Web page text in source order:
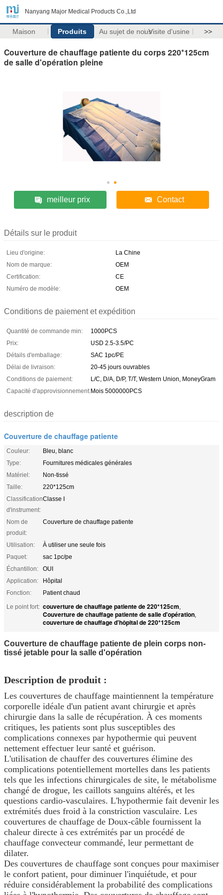
Nanyang Major Medical Products Co.,Ltd
Maison Produits Au sujet de nousVisite d'usine >>
Couverture de chauffage patiente du corps 220*125cm
de salle d'opération pleine
meilleur prix Contact
Détails sur le produit
Lieu d'origine:
La Chine
Nom de marque:
OEM
Certification:
CE
Numéro de modèle:
OEM
Conditions de paiement et expédition
Quantité de commande min:
1000PCS
Prix:
USD 2.5-3.5/PC
Détails d'emballage:
SAC 1pc/PE
Délai de livraison:
20-45 jours ouvrables
Conditions de paiement:
L/C, D/A, D/P, T/T, Western Union, MoneyGram
Capacité d'approvisionnement:Mois 5000000PCS
description de
Couverture de chauffage patiente
Couleur:
Bleu, blanc
Type:
Fournitures médicales générales
Matériel:
Non-tissé
Taille:
220*125cm
Classification
d'instrument:
Classe I
Nom de
produit:
Couverture de chauffage patiente
Utilisation:
À utiliser une seule fois
Paquet:
sac 1pc/pe
Échantillon:
OUI
Application:
Hôpital
Fonction:
Patient chaud
Le point fort: couverture de chauffage patiente de 220*125cm,
Couverture de chauffage patiente de salle d'opération,
couverture de chauffage d'hôpital de 220*125cm
Couverture de chauffage patiente de plein corps non-
tissé jetable pour la salle d'opération
Description de produit :
Les couvertures de chauffage maintiennent la température
corporelle idéale d'un patient avant chirurgie et après
chirurgie dans la salle de récupération. À ces moments
critiques, les patients sont plus susceptibles des
complications connexes par hypothermie qui peuvent
nettement effectuer leur santé et guérison.
L'utilisation de chauffer des couvertures élimine des
complications potentiellement mortelles dans les patients
tels que les infections chirurgicales de site, le métabolisme
changé de drogue, les caillots sanguins altérés, et les
questions cardio-vasculaires. L'hypothermie fait devenir les
extrémités dues froid à la constriction vasculaire. Les
couvertures de chauffage de Doux-câble fournissent la
chaleur directe à ces extrémités par un procédé de
chauffage convecteur commandé, leur permettant de
dilater.
Des couvertures de chauffage sont conçues pour maximiser
le confort patient, pour diminuer l'inquiétude, et pour
réduire considérablement la probabilité des complications